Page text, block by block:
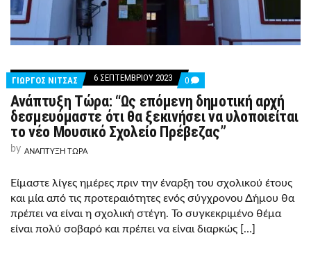
ΓΙΩΡΓΟΣ ΝΙΤΣΑΣ 6 ΣΕΠΤΕΜΒΡΊΟΥ 2023 0 COMMENTS
ON
ΑΝΆΠΤΥΞΗ
ΤΏΡΑ:
“ΩΣ
ΕΠΌΜΕΝΗ
ΔΗΜΟΤΙΚΉ
ΘΑ
ΞΕΚΙΝΉΣΕΙ
ΝΑ
ΥΛΟΠΟΙΕΊΤΑΙ
ΤΟ
Ανάπτυξη Τώρα: “Ως επόμενη δημοτική αρχή
δεσμευόμαστε ότι θα ξεκινήσει να υλοποιείται
το νέο Μουσικό Σχολείο Πρέβεζας”
by ΑΝΑΠΤΥΞΗ ΤΩΡΑ
Είμαστε λίγες ημέρες πριν την έναρξη του σχολικού έτους
και μία από τις προτεραιότητες ενός σύγχρονου Δήμου θα
πρέπει να είναι η σχολική στέγη. Το συγκεκριμένο θέμα
είναι πολύ σοβαρό και πρέπει να είναι διαρκώς […]